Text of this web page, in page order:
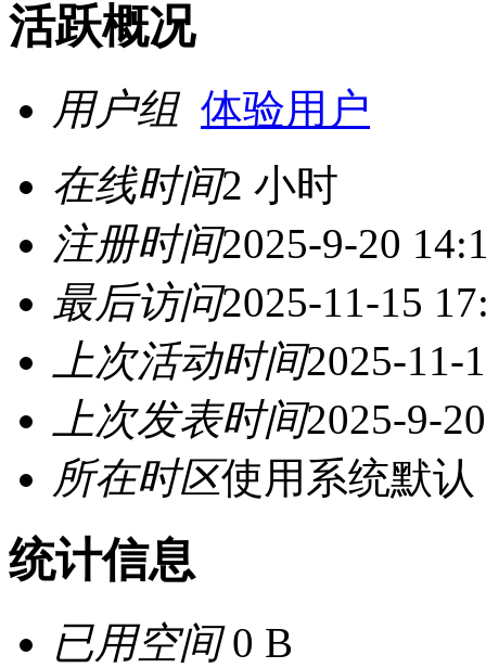
活跃概况
用户组 体验用户
在线时间2 小时
注册时间2025-9-20
最后访问2025-11-15
上次活动时间2025-11-
上次发表时间2025-9-
所在时区使用系统默认
统计信息
已用空间0 B